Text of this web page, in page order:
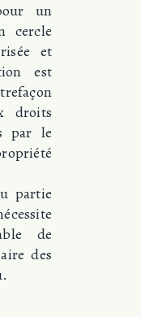
un
cercle
et
est
droits
par le
partie
de
des